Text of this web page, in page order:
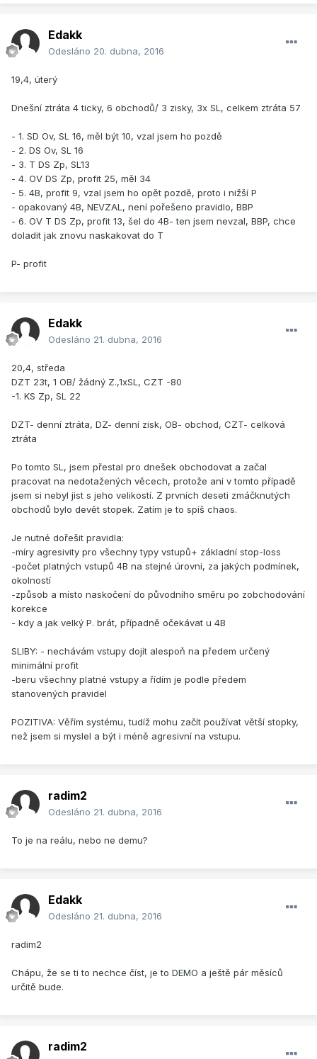
Edakk
Odesláno 20. dubna, 2016
19,4, úterý
Dnešní ztráta 4 ticky, 6 obchodů/ 3 zisky, 3x SL, celkem ztráta 57
- 1. SD Ov, SL 16, měl být 10, vzal jsem ho pozdě
- 2. DS Ov, SL 16
- 3. T DS Zp, SL13
- 4. OV DS Zp, profit 25, měl 34
- 5. 4B, profit 9, vzal jsem ho opět pozdě, proto i nižší P
- opakovaný 4B, NEVZAL, není pořešeno pravidlo, BBP
- 6. OV T DS Zp, profit 13, šel do 4B- ten jsem nevzal, BBP, chce
doladit jak znovu naskakovat do T
P- profit
Edakk
Odesláno 21. dubna, 2016
20,4, středa
DZT 23t, 1 OB/ žádný Z.,1xSL, CZT -80
-1. KS Zp, SL 22
DZT- denní ztráta, DZ- denní zisk, OB- obchod, CZT- celková
ztráta
Po tomto SL, jsem přestal pro dnešek obchodovat a začal
pracovat na nedotažených věcech, protože ani v tomto případě
jsem si nebyl jist s jeho velikostí. Z prvních deseti zmáčknutých
obchodů bylo devět stopek. Zatím je to spíš chaos.
Je nutné dořešit pravidla:
-míry agresivity pro všechny typy vstupů+ základní stop-loss
-počet platných vstupů 4B na stejné úrovni, za jakých podmínek,
okolností
-způsob a místo naskočení do původního směru po zobchodování
korekce
- kdy a jak velký P. brát, případně očekávat u 4B
SLIBY: - nechávám vstupy dojít alespoň na předem určený
minimální profit
-beru všechny platné vstupy a řídím je podle předem
stanovených pravidel
POZITIVA: Věřím systému, tudíž mohu začít používat větší stopky,
než jsem si myslel a být i méně agresivní na vstupu.
radim2
Odesláno 21. dubna, 2016
To je na reálu, nebo ne demu?
Edakk
Odesláno 21. dubna, 2016
radim2
Chápu, že se ti to nechce číst, je to DEMO a ještě pár měsíců
určitě bude.
radim2